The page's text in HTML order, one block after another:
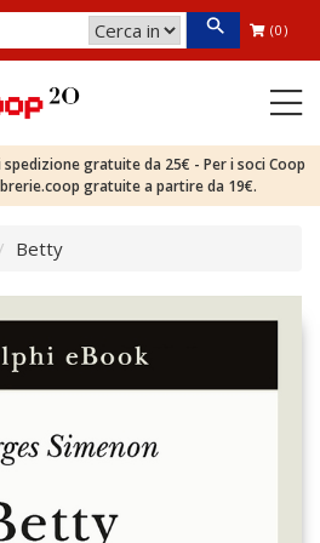
(0)
gratuite da 25€ - Per i soci Coop
gratuite a partire da 19€.
Betty